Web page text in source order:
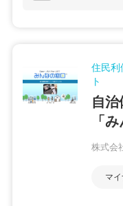
住民利
ト
自治
「
株式会
マ